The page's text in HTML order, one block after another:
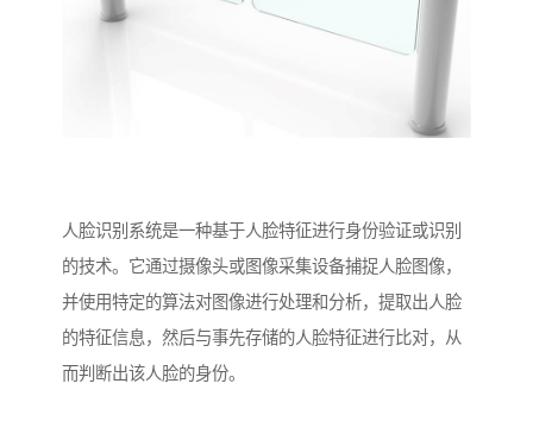
人脸识别系统是一种基于人脸特征进行身份验证或识别
的技术。它通过摄像头或图像采集设备捕捉人脸图像，
并使用特定的算法对图像进行处理和分析，提取出人脸
的特征信息，然后与事先存储的人脸特征进行比对，从
而判断出该人脸的身份。